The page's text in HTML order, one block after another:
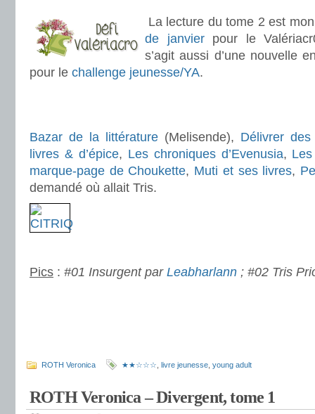
La lecture du tome 2 est
de janvierpour le
s’agit aussi d’une nouvelle
pour le challenge jeunesse/YA.
Bazar de la littérature (Melisende), Délivrer des
livres & d’épice, Les chroniques d’Evenusia,
marque-page de Choukette, Muti et ses livres,
demandé où allait Tris.
Pics : #01 Insurgent par Leabharlann ; #02 Tris
ROTH Veronica ★★☆☆☆ livre jeunesse young adult
ROTH Veronica – Divergent, tome 1